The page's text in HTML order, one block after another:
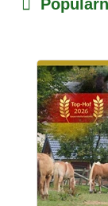
Prezime
E-mail adresa
Ovime
Pročitao sam